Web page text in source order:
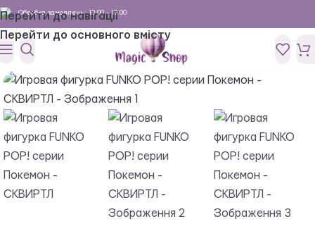
Перейти до навігації
Перейти до основного вмісту
Обробка замовлень: 10:00 - 19:00